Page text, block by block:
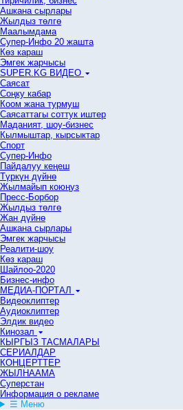
Ашкана сырлары
Жылдыз төлгө
Маалымдама
Супер-Инфо 20 жашта
Көз караш
Эмгек жарчысы
SUPER.KG ВИДЕО
Саясат
Cоңку кабар
Коом жана турмуш
Саясаттагы соттук иштер
Маданият, шоу-бизнес
Кылмыштар, кырсыктар
Спорт
Супер-Инфо
Пайдалуу кеңеш
Түркүн дүйнө
Жылмайып коюңуз
Пресс-Борбор
Жылдыз төлгө
Жан дүйнө
Ашкана сырлары
Эмгек жарчысы
Реалити-шоу
Көз караш
Шайлоо-2020
Бизнес-инфо
МЕДИА-ПОРТАЛ
Видеоклиптер
Аудиоклиптер
Элдик видео
Кинозал
КЫРГЫЗ ТАСМАЛАРЫ
СЕРИАЛДАР
КОНЦЕРТТЕР
ЖЫЛНААМА
Суперстан
Информация о рекламе
☰ Меню